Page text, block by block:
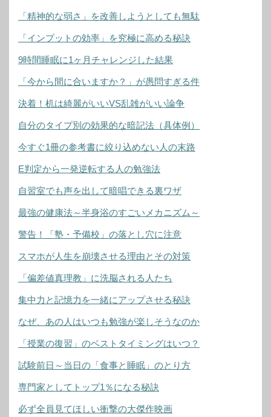
「精神的な弱さ」を改善しようとしても無駄
「インプットの効率」を究極に高める秘訣
9時間睡眠に1ヶ月チャレンジした結果
「今から間に合いますか？」が愚問すぎる件
決着！机は綺麗がいいVS乱雑がいい論争
自分のタイプ別の効果的な暗記法（具体例）
今すぐ1冊の参考書に絞り込めない人の末路
E判定から一発逆転する人の勉強法
自習室でも声を出して暗唱できる裏ワザ
最強の健康法～半身浴のすごいメカニズム～
警告！「塾・予備校」の落とし穴に注意
スマホが人生を崩壊させる理由とその対策
「偏差値真理教」に洗脳される人たち
集中力と記憶力を一緒にアップさせる秘訣
なぜ、あの人はいつも勉強が楽しそうなのか
「授業の復習」のベストタイミングはいつ？
試験前日～当日の「食事と睡眠」のとり方
専門家としてトップ1％になる秘訣
必ず全員見てほしい衝撃の大傑作映画